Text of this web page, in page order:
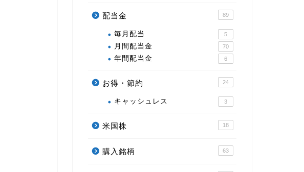
配当金 89
毎月配当 5
月間配当金 70
年間配当金 6
お得・節約 24
キャッシュレス 3
米国株 18
購入銘柄 63